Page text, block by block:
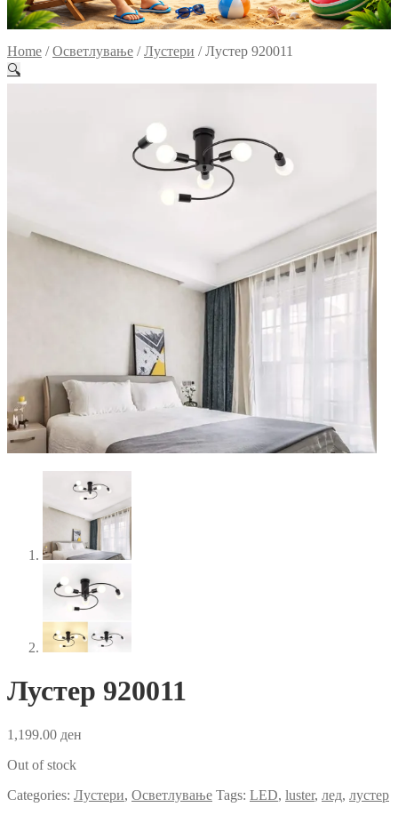
Home /Осветлување /Лустери /Лустер 920011
🔍
Лустер 920011
1,199.00 ден
Out of stock
Categories: Лустери, Осветлување Tags: LED, luster, лед, лустер